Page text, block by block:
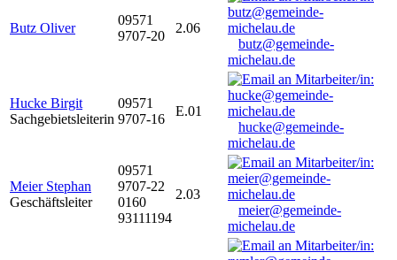
Butz Oliver
09571
9707-20
2.06
butz@gemeinde-
michelau.de
Hucke Birgit
Sachgebietsleiterin
09571
9707-16
E.01
hucke@gemeinde-
michelau.de
Meier Stephan
Geschäftsleiter
09571
9707-22
0160
93111194
2.03
meier@gemeinde-
michelau.de